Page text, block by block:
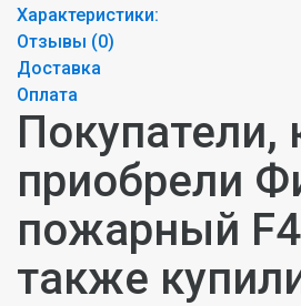
Характеристики:
Отзывы (0)
Доставка
Оплата
Покупатели,
приобрели
пожарный
также